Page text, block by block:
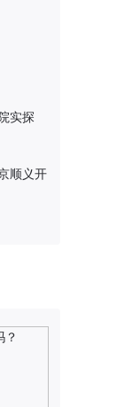
实探
顺义开